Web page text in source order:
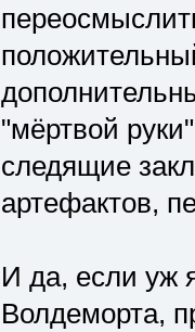
"мёртвой
следящие
артефактов,
И да, если уж
Волдеморта,